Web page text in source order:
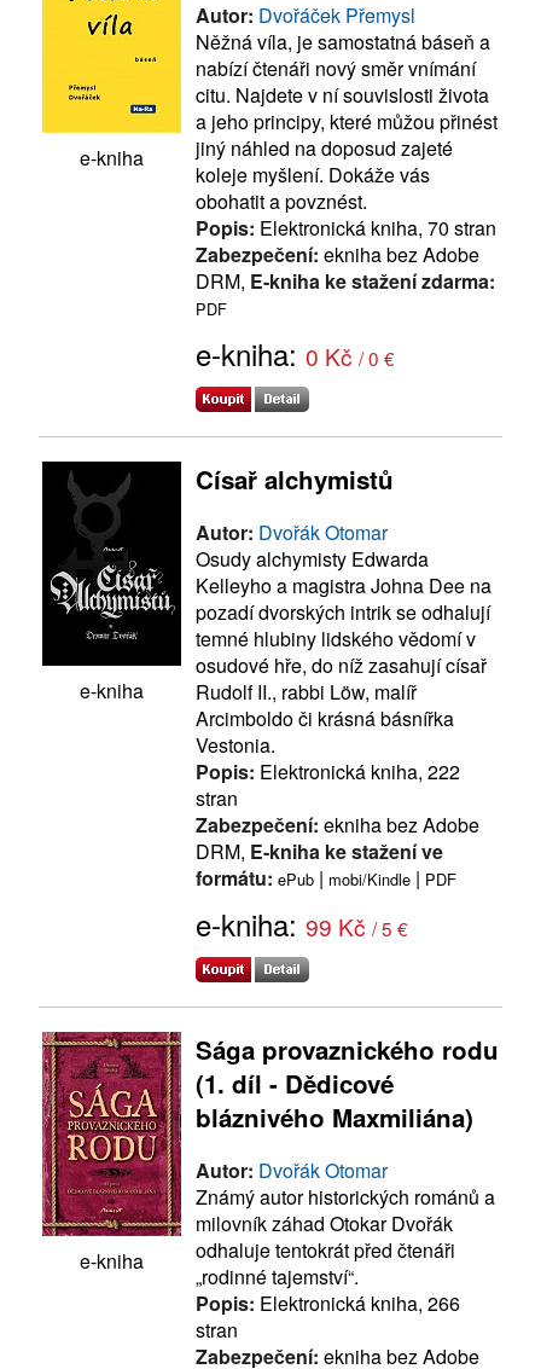
e-kniha
Autor: Dvořáček Přemysl
Něžná víla, je samostatná báseň a
nabízí čtenáři nový směr vnímání
citu. Najdete v ní souvislosti života
a jeho principy, které můžou přinést
jiný náhled na doposud zajeté
koleje myšlení. Dokáže vás
obohatit a povznést.
Popis: Elektronická kniha, 70 stran
Zabezpečení: ekniha bez Adobe
DRM, E-kniha ke stažení zdarma:
PDF
e-kniha: 0 Kč / 0 €
e-kniha
Císař alchymistů
Autor: Dvořák Otomar
Osudy alchymisty Edwarda
Kelleyho a magistra Johna Dee na
pozadí dvorských intrik se odhalují
temné hlubiny lidského vědomí v
osudové hře, do níž zasahují císař
Rudolf II., rabbi Löw, malíř
Arcimboldo či krásná básnířka
Vestonia.
Popis: Elektronická kniha, 222
stran
Zabezpečení: ekniha bez Adobe
DRM, E-kniha ke stažení ve
formátu: ePub | mobi/Kindle | PDF
e-kniha: 99 Kč / 5 €
e-kniha
Sága provaznického rodu
(1. díl - Dědicové
bláznivého Maxmiliána)
Autor: Dvořák Otomar
Známý autor historických románů a
milovník záhad Otokar Dvořák
odhaluje tentokrát před čtenáři
„rodinné tajemství“.
Popis: Elektronická kniha, 266
stran
Zabezpečení: ekniha bez Adobe